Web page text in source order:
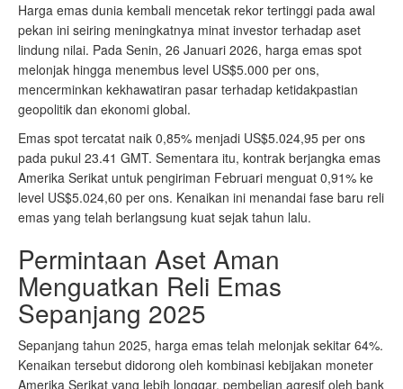
Harga emas dunia kembali mencetak rekor tertinggi pada awal
pekan ini seiring meningkatnya minat investor terhadap aset
lindung nilai. Pada Senin, 26 Januari 2026, harga emas spot
melonjak hingga menembus level US$5.000 per ons,
mencerminkan kekhawatiran pasar terhadap ketidakpastian
geopolitik dan ekonomi global.
Emas spot tercatat naik 0,85% menjadi US$5.024,95 per ons
pada pukul 23.41 GMT. Sementara itu, kontrak berjangka emas
Amerika Serikat untuk pengiriman Februari menguat 0,91% ke
level US$5.024,60 per ons. Kenaikan ini menandai fase baru reli
emas yang telah berlangsung kuat sejak tahun lalu.
Permintaan Aset Aman
Menguatkan Reli Emas
Sepanjang 2025
Sepanjang tahun 2025, harga emas telah melonjak sekitar 64%.
Kenaikan tersebut didorong oleh kombinasi kebijakan moneter
Amerika Serikat yang lebih longgar, pembelian agresif oleh bank